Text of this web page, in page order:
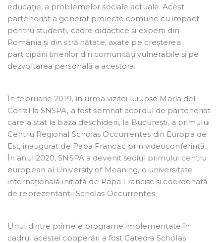
educație, a problemelor sociale actuale. Acest
parteneriat a generat proiecte comune cu impact
pentru studenți, cadre didactice și experți din
România și din străinătate, axate pe creșterea
participării tinerilor din comunități vulnerabile și pe
dezvoltarea personală a acestora.
În februarie 2019, în urma vizitei lui José María del
Corral la SNSPA, a fost semnat acordul de parteneriat
care a stat la baza deschiderii, la București, a primului
Centru Regional Scholas Occurrentes din Europa de
Est, inaugurat de Papa Francisc prin videoconferință.
În anul 2020, SNSPA a devenit sediul primului centru
european al University of Meaning, o universitate
internațională inițiată de Papa Francisc și coordonată
de reprezentanții Scholas Occurrentes.
Unul dintre primele programe implementate în
cadrul acestei cooperări a fost Catedra Scholas